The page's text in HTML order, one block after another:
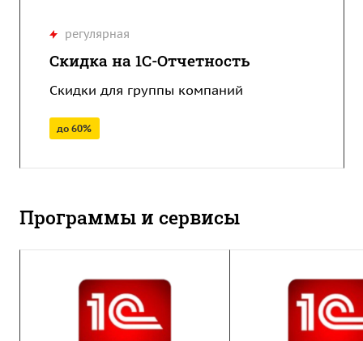
регулярная
Скидка на 1С-Отчетность
Скидки для группы компаний
до 60%
Программы и сервисы